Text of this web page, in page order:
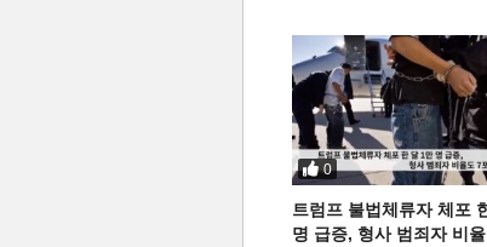
0
트럼프 불법체류자 체포
명 급증, 형사 범죄자 비율